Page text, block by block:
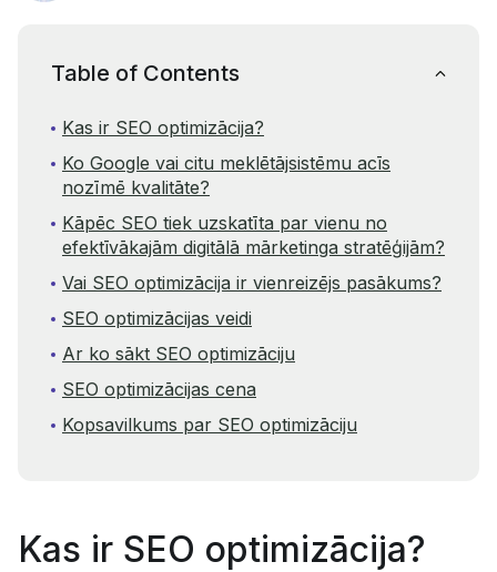
Table of Contents
Kas ir SEO optimizācija?
Ko Google vai citu meklētājsistēmu acīs
nozīmē kvalitāte?
Kāpēc SEO tiek uzskatīta par vienu no
efektīvākajām digitālā mārketinga stratēģijām?
Vai SEO optimizācija ir vienreizējs pasākums?
SEO optimizācijas veidi
Ar ko sākt SEO optimizāciju
SEO optimizācijas cena
Kopsavilkums par SEO optimizāciju
Kas ir SEO optimizācija?